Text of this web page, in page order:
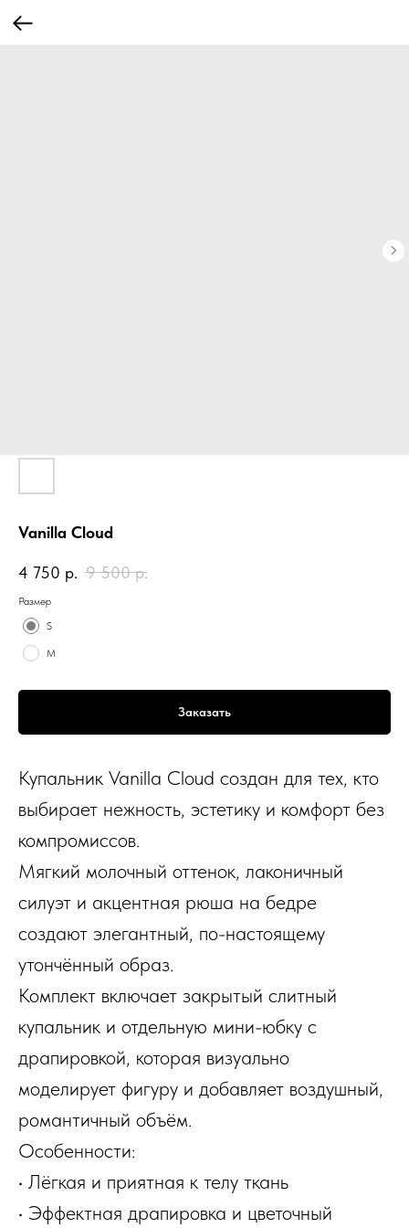
Vanilla Cloud
4 750 р. 9 500 р.
Размер
S
M
Заказать
Купальник Vanilla Cloud создан для тех, кто
выбирает нежность, эстетику и комфорт без
компромиссов.
Мягкий молочный оттенок, лаконичный
силуэт и акцентная рюша на бедре
создают элегантный, по-настоящему
утончённый образ.
Комплект включает закрытый слитный
купальник и отдельную мини-юбку с
драпировкой, которая визуально
моделирует фигуру и добавляет воздушный,
романтичный объём.
Особенности:
• Лёгкая и приятная к телу ткань
• Эффектная драпировка и цветочный